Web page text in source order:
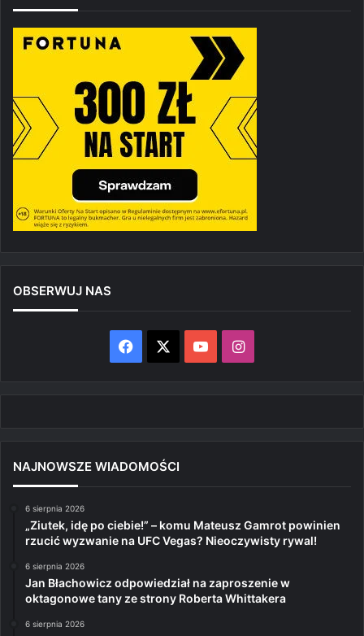
OBSERWUJ NAS
Facebook YouTubeInstagram
NAJNOWSZE WIADOMOŚCI
6 sierpnia 2026
„Ziutek, idę po ciebie!” – komu Mateusz Gamrot powinien
rzucić wyzwanie na UFC Vegas? Nieoczywisty rywal!
6 sierpnia 2026
Jan Błachowicz odpowiedział na zaproszenie w
oktagonowe tany ze strony Roberta Whittakera
6 sierpnia 2026